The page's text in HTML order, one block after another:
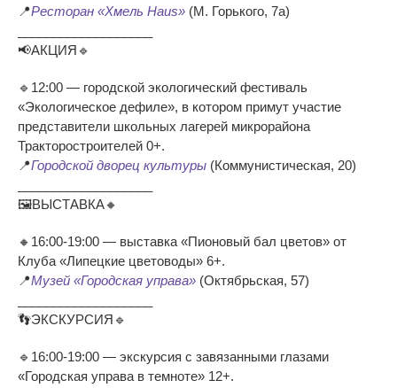
📍Ресторан «Хмель Haus» (М. Горького, 7а)
📢АКЦИЯ🔹
🔹12:00 — городской экологический фестиваль
«Экологическое дефиле», в котором примут участие
представители школьных лагерей микрорайона
Тракторостроителей 0+.
📍Городской дворец культуры (Коммунистическая, 20)
🖼ВЫСТАВКА🔸
🔸16:00-19:00 — выставка «Пионовый бал цветов» от
Клуба «Липецкие цветоводы» 6+.
📍Музей «Городская управа» (Октябрьская, 57)
👣ЭКСКУРСИЯ🔹
🔹16:00-19:00 — экскурсия с завязанными глазами
«Городская управа в темноте» 12+.